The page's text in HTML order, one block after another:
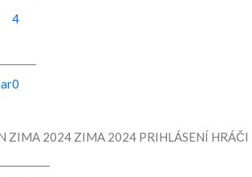
4
0
ZIMA 2024 ZIMA 2024 PRIHLÁSENÍ HRÁČI